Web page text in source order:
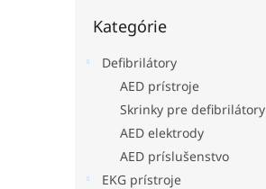
kategórie
Kategórie
Defibrilátory
AED prístroje
Skrinky pre defibrilátory
AED elektrody
AED príslušenstvo
EKG prístroje